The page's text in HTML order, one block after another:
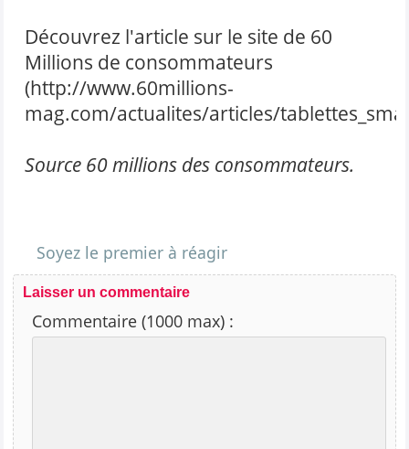
Découvrez l'article sur le site de 60
Millions de consommateurs
(http://www.60millions-
mag.com/actualites/articles/
Source 60 millions des consommateurs.
Soyez le premier à réagir
Laisser un commentaire
Commentaire (1000 max) :